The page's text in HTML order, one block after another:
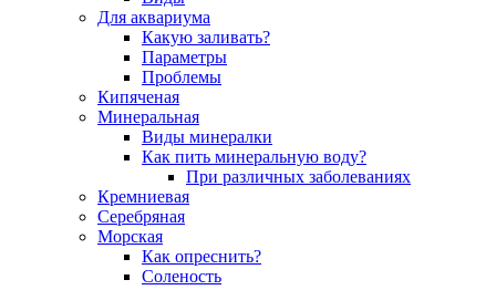
Для аквариума
Какую заливать?
Параметры
Проблемы
Кипяченая
Минеральная
Виды минералки
Как пить минеральную воду?
При различных заболеваниях
Кремниевая
Серебряная
Морская
Как опреснить?
Соленость